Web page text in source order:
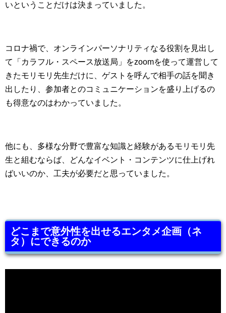
いということだけは決まっていました。
コロナ禍で、オンラインパーソナリティなる役割を見出し
て「カラフル・スペース放送局」をzoomを使って運営して
きたモリモリ先生だけに、ゲストを呼んで相手の話を聞き
出したり、参加者とのコミュニケーションを盛り上げるの
も得意なのはわかっていました。
他にも、多様な分野で豊富な知識と経験があるモリモリ先
生と組むならば、どんなイベント・コンテンツに仕上げれ
ばいいのか、工夫が必要だと思っていました。
どこまで意外性を出せるエンタメ企画（ネ
タ）にできるのか